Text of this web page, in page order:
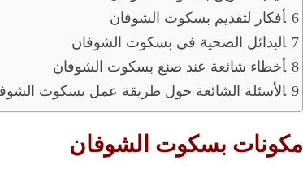
أفكار لتقديم بسكوت الشوفان
البدائل الصحية في بسكوت الشوفان
أخطاء شائعة عند صنع بسكوت الشوفان
الأسئلة الشائعة حول طريقة عمل بسكوت
مكونات بسكوت الشوفان